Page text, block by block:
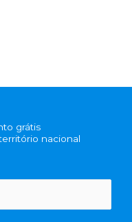
grátis
nacional